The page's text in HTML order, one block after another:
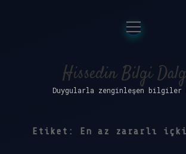
Anasayfa
Gizlilik Politikası
Yasal Uyarı
menüyü
aç
Hissedin Bilgi
Duygularla zenginleşen bilgiler
Etiket: En az zararlı